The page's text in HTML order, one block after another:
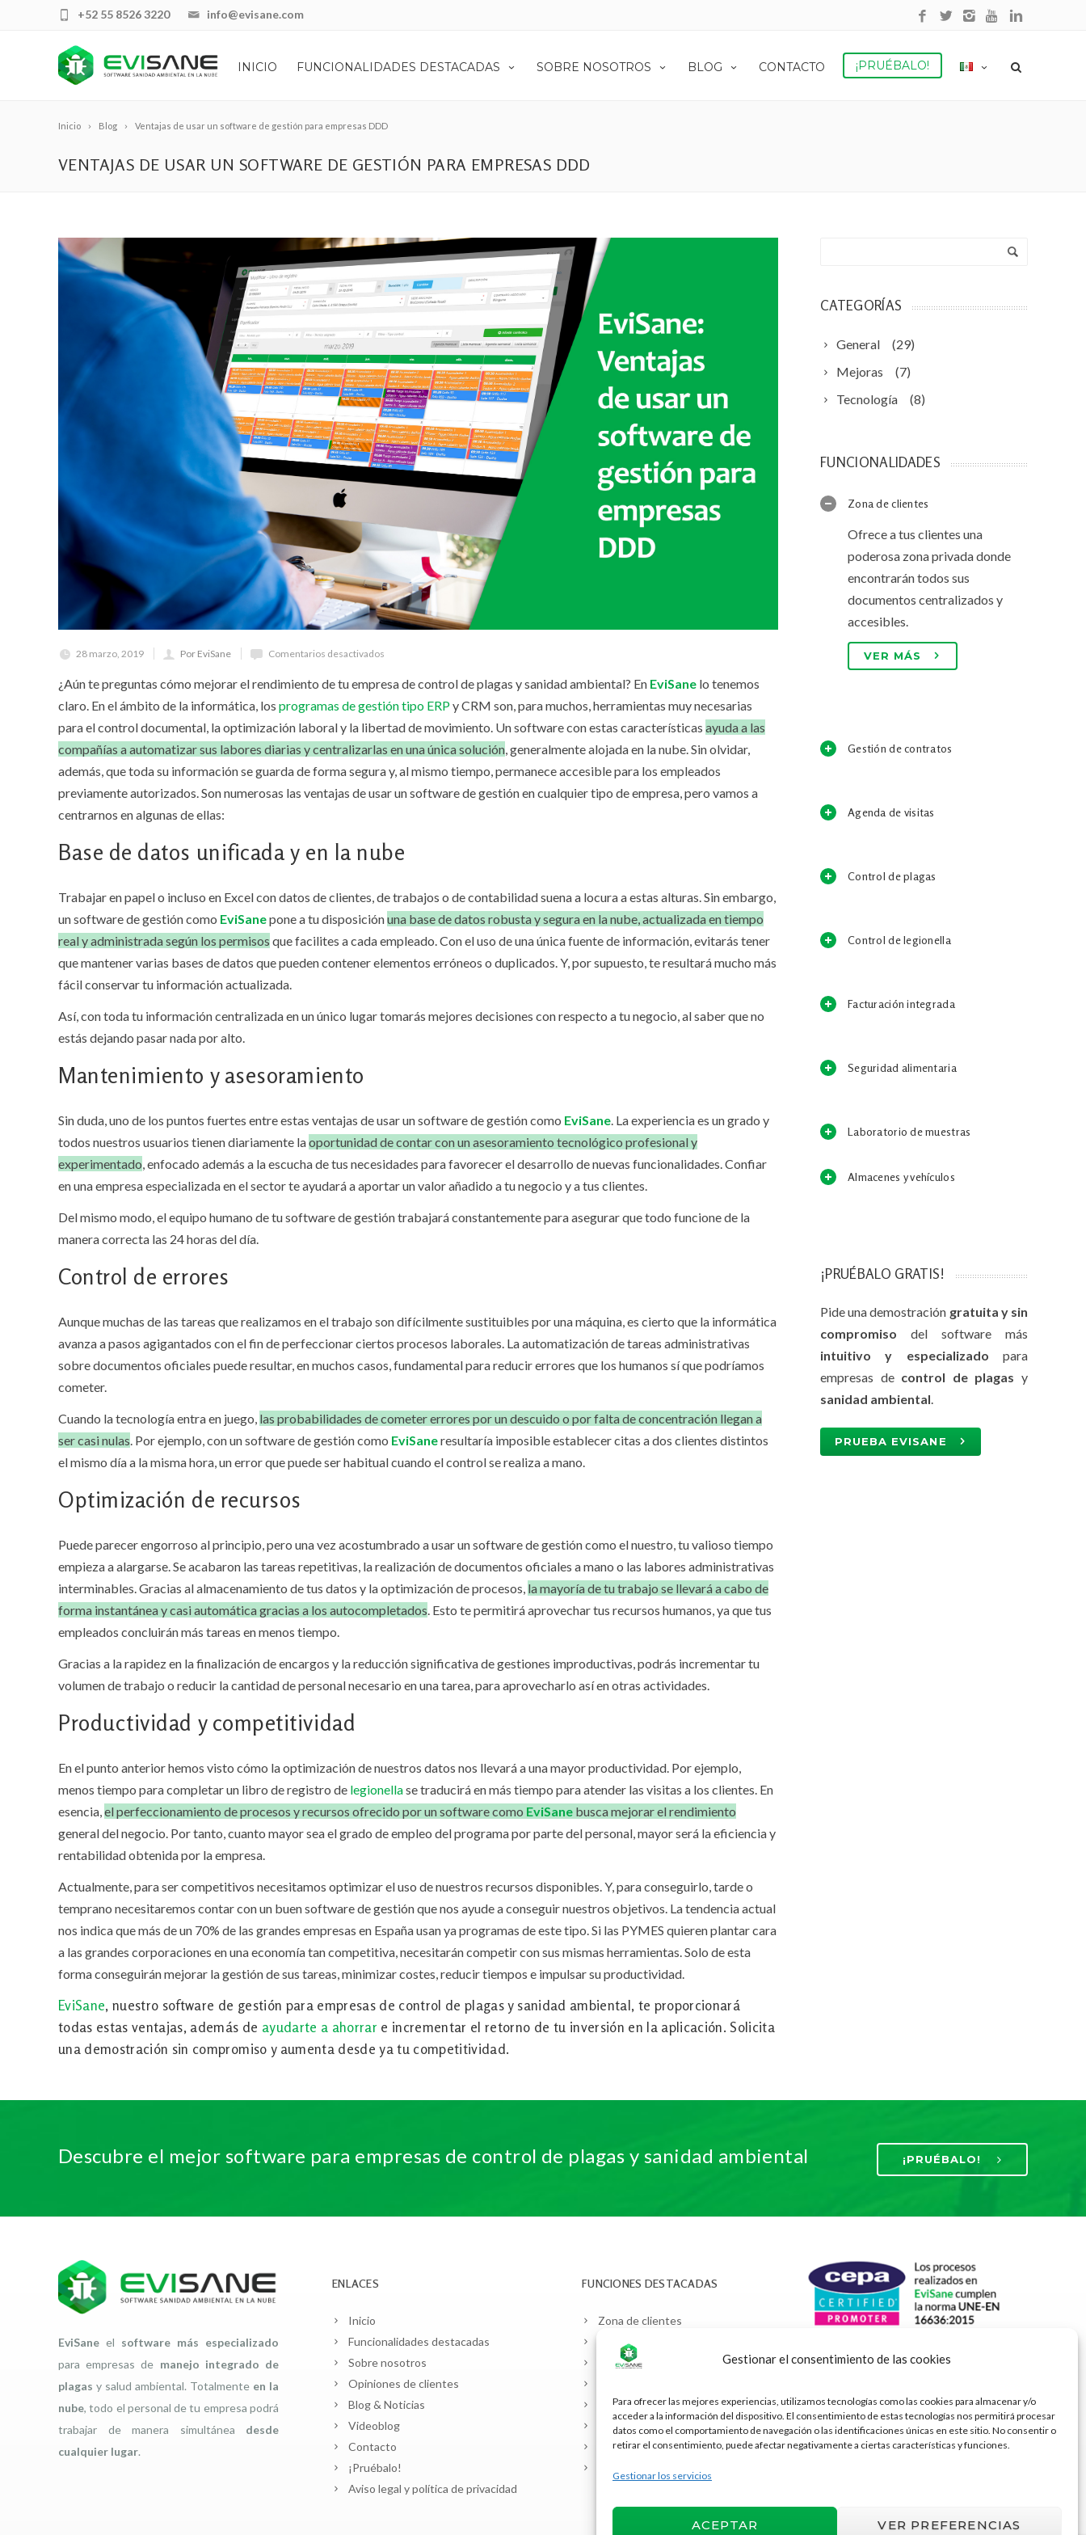
Gestionar el consentimiento de las cookies
Para ofrecer las mejores experiencias, utilizamos tecnologías como las cookies para almacenar y/o
acceder a la información del dispositivo. El consentimiento de estas tecnologías nos permitirá procesar
datos como el comportamiento de navegación o las identificaciones únicas en este sitio. No consentir o
retirar el consentimiento, puede afectar negativamente a ciertas características y funciones.
Gestionar los servicios
ACEPTAR VER PREFERENCIAS
info@evisane.com
+52 55 8526 3220
INICIO FUNCIONALIDADES DESTACADAS SOBRE NOSOTROS BLOG CONTACTO ¡PRUÉBALO!
Inicio Blog Ventajas de usar un software de gestión para empresas DDD
VENTAJAS DE USAR UN SOFTWARE DE GESTIÓN PARA EMPRESAS DDD
28 marzo, 2019 Por EviSane Comentarios desactivados
¿Aún te preguntas cómo mejorar el rendimiento de tu empresa de control de plagas y sanidad ambiental? En EviSane lo tenemos
claro. En el ámbito de la informática, los programas de gestión tipo ERPy CRM son, para muchos, herramientas muy necesarias
para el control documental, la optimización laboral y la libertad de movimiento. Un software con estas características ayuda a las
compañías a automatizar sus labores diarias y centralizarlas en una única solución, generalmente alojada en la nube. Sin olvidar,
además, que toda su información se guarda de forma segura y, al mismo tiempo, permanece accesible para los empleados
previamente autorizados. Son numerosas las ventajas de usar un software de gestión en cualquier tipo de empresa, pero vamos a
centrarnos en algunas de ellas:
Base de datos unificada y en la nube
Trabajar en papel o incluso en Excel con datos de clientes, de trabajos o de contabilidad suena a locura a estas alturas. Sin embargo,
un software de gestión como EviSanepone a tu disposiciónuna base de datos robusta y segura en la nube, actualizada en tiempo
real y administrada según los permisos que facilites a cada empleado. Con el uso de una única fuente de información, evitarás tener
que mantener varias bases de datos que pueden contener elementos erróneos o duplicados. Y, por supuesto, te resultará mucho más
fácil conservar tu información actualizada.
Así, con toda tu información centralizada en un único lugar tomarás mejores decisiones con respecto a tu negocio, al saber que no
estás dejando pasar nada por alto.
Mantenimiento y asesoramiento
Sin duda, uno de los puntos fuertes entre estas ventajas de usar un software de gestión como EviSane. La experiencia es un grado y
todos nuestros usuarios tienen diariamente laoportunidad de contar con un asesoramiento tecnológico profesional y
experimentado, enfocado además a la escucha de tus necesidades para favorecer el desarrollo de nuevas funcionalidades. Confiar
en una empresa especializada en el sector te ayudará a aportar un valor añadido a tu negocio y a tus clientes.
Del mismo modo, el equipo humano de tu software de gestión trabajará constantemente para asegurar que todo funcione de la
manera correcta las 24 horas del día.
Control de errores
Aunque muchas de las tareas que realizamos en el trabajo son difícilmente sustituibles por una máquina, es cierto que la informática
avanza a pasos agigantados con el fin de perfeccionar ciertos procesos laborales. La automatización de tareas administrativas
sobre documentos oficiales puede resultar, en muchos casos, fundamental para reducir errores que los humanos sí que podríamos
cometer.
Cuando la tecnología entra en juego, las probabilidades de cometer errores por un descuido o por falta de concentración llegan a
ser casi nulas. Por ejemplo, con un software de gestión como EviSaneresultaría imposible establecer citas a dos clientes distintos
el mismo día a la misma hora, un error que puede ser habitual cuando el control se realiza a mano.
Optimización de recursos
Puede parecer engorroso al principio, pero una vez acostumbrado a usar un software de gestión como el nuestro, tu valioso tiempo
empieza a alargarse. Se acabaron las tareas repetitivas, la realización de documentos oficiales a mano o las labores administrativas
interminables. Gracias al almacenamiento de tus datos y la optimización de procesos, la mayoría de tu trabajo se llevará a cabo de
forma instantánea y casi automática gracias a los autocompletados. Esto te permitirá aprovechar tus recursos humanos, ya que tus
empleados concluirán más tareas en menos tiempo.
Gracias a la rapidez en la finalización de encargos y la reducción significativa de gestiones improductivas, podrás incrementar tu
volumen de trabajo o reducir la cantidad de personal necesario en una tarea, para aprovecharlo así en otras actividades.
Productividad y competitividad
En el punto anterior hemos visto cómo la optimización de nuestros datos nos llevará a una mayor productividad. Por ejemplo,
menos tiempo para completar un libro de registro de legionellase traducirá en más tiempo para atender las visitas a los clientes. En
esencia,el perfeccionamiento de procesos y recursos ofrecido por un software como EviSane busca mejorar el rendimiento
general del negocio. Por tanto, cuanto mayor sea el grado de empleo del programa por parte del personal, mayor será la eficiencia y
rentabilidad obtenida por la empresa.
Actualmente, para ser competitivos necesitamos optimizar el uso de nuestros recursos disponibles. Y, para conseguirlo, tarde o
temprano necesitaremos contar con un buen software de gestión que nos ayude a conseguir nuestros objetivos. La tendencia actual
nos indica que más de un 70% de las grandes empresas en España usan ya programas de este tipo. Si las PYMES quieren plantar cara
a las grandes corporaciones en una economía tan competitiva, necesitarán competir con sus mismas herramientas. Solo de esta
forma conseguirán mejorar la gestión de sus tareas, minimizar costes, reducir tiempos e impulsar su productividad.
EviSane, nuestro software de gestión para empresas de control de plagas y sanidad ambiental, te proporcionará
todas estas ventajas, además de ayudarte a ahorrar e incrementar el retorno de tu inversión en la aplicación. Solicita
una demostración sin compromiso y aumenta desde ya tu competitividad.
CATEGORÍAS
General
(29)
Mejoras
(7)
Tecnología
(8)
FUNCIONALIDADES
Zona de clientes
Ofrece a tus clientes una
poderosa zona privada donde
encontrarán todos sus
documentos centralizados y
accesibles.
VER MÁS
Gestión de contratos
Agenda de visitas
Control de plagas
Control de legionella
Facturación integrada
Seguridad alimentaria
Laboratorio de muestras
Almacenes y vehículos
¡PRUÉBALO GRATIS!
Pide una demostración gratuita y sin
compromiso del software más
intuitivo y especializado para
empresas de control de plagas y
sanidad ambiental.
PRUEBA EVISANE
Descubre el mejor software para empresas de control de plagas y sanidad ambiental ¡PRUÉBALO!
EviSane el software más especializado
para empresas de manejo integrado de
plagas y salud ambiental. Totalmente en la
nube, todo el personal de tu empresa podrá
trabajar de manera simultánea desde
cualquier lugar.
ENLACES
Inicio
Funcionalidades destacadas
Sobre nosotros
Opiniones de clientes
Blog & Noticias
Videoblog
Contacto
¡Pruébalo!
Aviso legal y política de privacidad
FUNCIONES DESTACADAS
Zona de clientes
Planificación y contratos
Manejo de plagas
Almacenes y vehículos
Control de legionella
Laboratorio de muestras